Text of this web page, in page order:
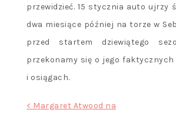
przewidzieć. 15 stycznia auto ujrzy
dwa miesiące później na torze w
przed startem dziewiątego
przekonamy się o jego
i osiągach.
Nawigacja
< Margaret Atwood na